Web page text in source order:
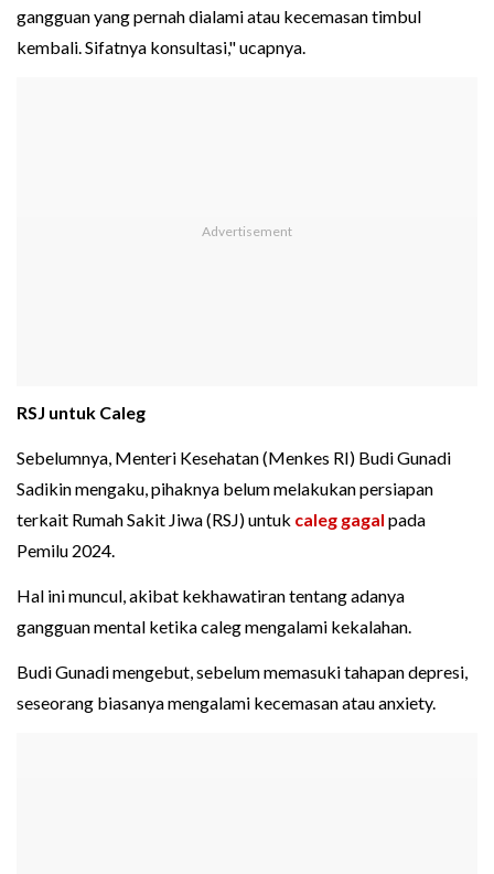
gangguan yang pernah dialami atau kecemasan timbul
kembali. Sifatnya konsultasi," ucapnya.
RSJ untuk Caleg
Sebelumnya, Menteri Kesehatan (Menkes RI) Budi Gunadi
Sadikin mengaku, pihaknya belum melakukan persiapan
terkait Rumah Sakit Jiwa (RSJ) untuk caleg gagal pada
Pemilu 2024.
Hal ini muncul, akibat kekhawatiran tentang adanya
gangguan mental ketika caleg mengalami kekalahan.
Budi Gunadi mengebut, sebelum memasuki tahapan depresi,
seseorang biasanya mengalami kecemasan atau anxiety.